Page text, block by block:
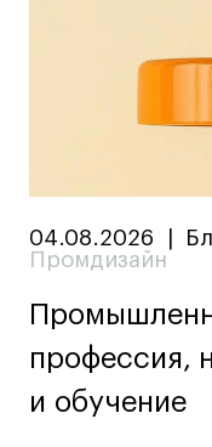
04.08.2026
Промдизайн
профессия,
и обучение